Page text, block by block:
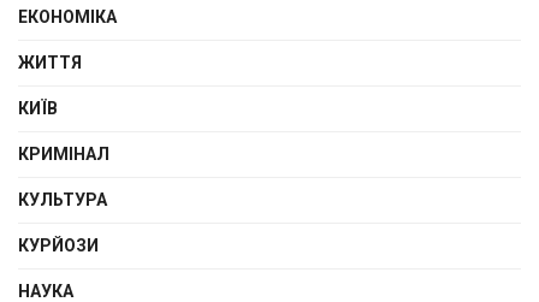
ЕКОНОМІКА
ЖИТТЯ
КИЇВ
КРИМІНАЛ
КУЛЬТУРА
КУРЙОЗИ
НАУКА